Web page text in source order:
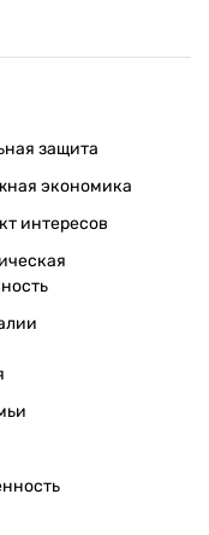
защита
экономика
интересов